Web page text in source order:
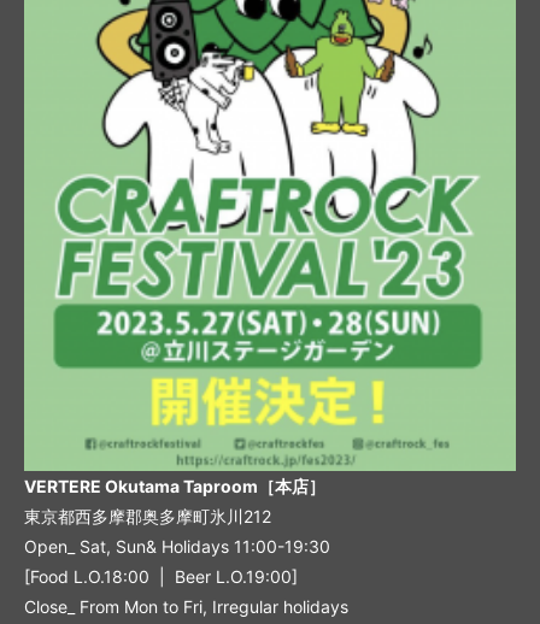
VERTERE Okutama Taproom［本店］
東京都西多摩郡奥多摩町氷川212
Open_ Sat, Sun& Holidays 11:00-19:30
[Food L.O.18:00 | Beer L.O.19:00]
Close_ From Mon to Fri, Irregular holidays